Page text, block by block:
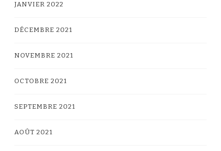
JANVIER 2022
DÉCEMBRE 2021
NOVEMBRE 2021
OCTOBRE 2021
SEPTEMBRE 2021
AOÛT 2021